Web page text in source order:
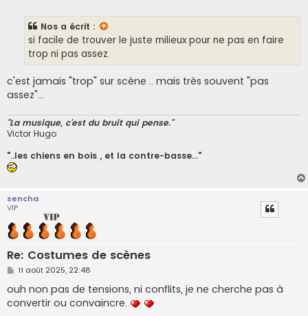
Nos a écrit :
si facile de trouver le juste milieux pour ne pas en faire
trop ni pas assez.
c'est jamais "trop" sur scène .. mais très souvent "pas
assez"...
"La musique, c'est du bruit qui pense."
Victor Hugo
"..les chiens en bois , et la contre-basse..."
sencha
VIP
Re: Costumes de scènes
M
s
s
a
11 août 2025, 22:48
ouh non pas de tensions, ni conflits, je ne cherche pas à
convertir ou convaincre.